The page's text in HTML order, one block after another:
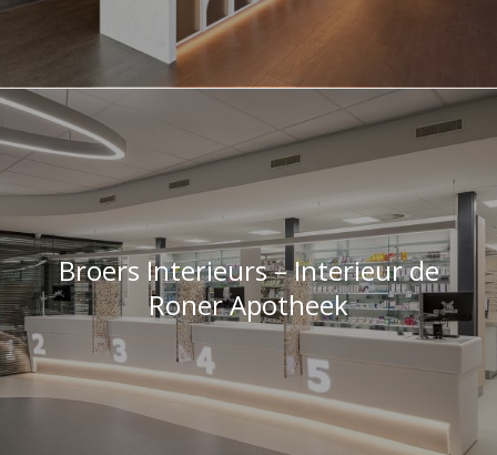
Broers Interieurs – Interieur de
Roner Apotheek